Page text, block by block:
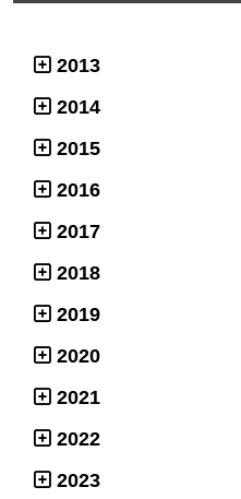
2013
2014
2015
2016
2017
2018
2019
2020
2021
2022
2023